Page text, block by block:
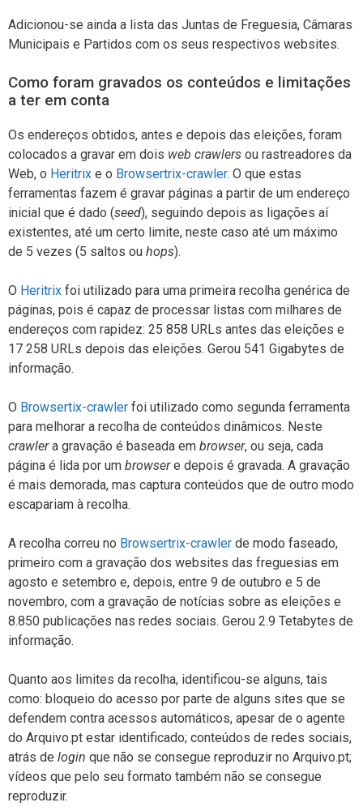
Adicionou-se ainda a lista das Juntas de Freguesia, Câmaras
Municipais e Partidos com os seus respectivos websites.
Como foram gravados os conteúdos e limitações
a ter em conta
Os endereços obtidos, antes e depois das eleições, foram
colocados a gravar em dois web crawlers ou rastreadores da
Web, o Heritrix e o Browsertrix-crawler. O que estas
ferramentas fazem é gravar páginas a partir de um endereço
inicial que é dado (seed), seguindo depois as ligações aí
existentes, até um certo limite, neste caso até um máximo
de 5 vezes (5 saltos ou hops).
O Heritrix foi utilizado para uma primeira recolha genérica de
páginas, pois é capaz de processar listas com milhares de
endereços com rapidez: 25 858 URLs antes das eleições e
17 258 URLs depois das eleições. Gerou 541 Gigabytes de
informação.
O Browsertix-crawler foi utilizado como segunda ferramenta
para melhorar a recolha de conteúdos dinâmicos. Neste
crawlera gravação é baseada em browser, ou seja, cada
página é lida por um browsere depois é gravada. A gravação
é mais demorada, mas captura conteúdos que de outro modo
escapariam à recolha.
A recolha correu no Browsertrix-crawler de modo faseado,
primeiro com a gravação dos websites das freguesias em
agosto e setembro e, depois, entre 9 de outubro e 5 de
novembro, com a gravação de notícias sobre as eleições e
8.850 publicações nas redes sociais. Gerou 2.9 Tetabytes de
informação.
Quanto aos limites da recolha, identificou-se alguns, tais
como: bloqueio do acesso por parte de alguns sites que se
defendem contra acessos automáticos, apesar de o agente
do Arquivo.pt estar identificado; conteúdos de redes sociais,
atrás de login que não se consegue reproduzir no Arquivo.pt;
vídeos que pelo seu formato também não se consegue
reproduzir.